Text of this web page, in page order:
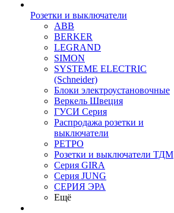
Розетки и выключатели
ABB
BERKER
LEGRAND
SIMON
SYSTEME ELECTRIC
(Schneider)
Блоки электроустановочные
Веркель Швеция
ГУСИ Серия
Распродажа розетки и
выключатели
РЕТРО
Розетки и выключатели ТДМ
Серия GIRA
Серия JUNG
СЕРИЯ ЭРА
Ещё